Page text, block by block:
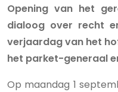
Opening van het
dialoog over recht
verjaardag van het
het parket-generaal
Op maandag 1